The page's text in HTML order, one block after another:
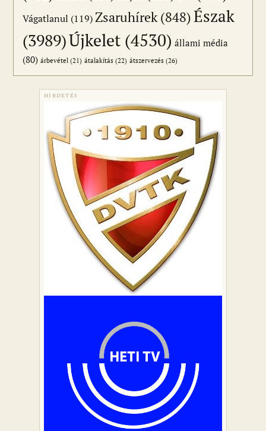
Vágatlanul (119) Zsaruhírek (848)Észak
(3989)Újkelet (4530) állami média
(80) árbevétel (21) átalakítás (22) átszervezés (26)
HIRDETÉS